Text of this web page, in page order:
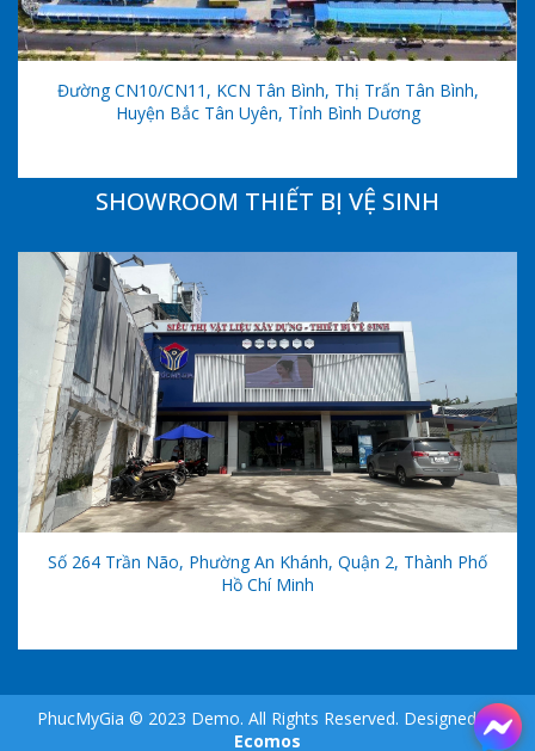
Đường CN10/CN11, KCN Tân Bình, Thị Trấn Tân Bình,
Huyện Bắc Tân Uyên, Tỉnh Bình Dương
SHOWROOM THIẾT BỊ VỆ SINH
Số 264 Trần Não, Phường An Khánh, Quận 2, Thành Phố
Hồ Chí Minh
PhucMyGia © 2023 Demo. All Rights Reserved. Designed by
Ecomos